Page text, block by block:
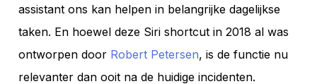
assistant ons kan helpen in belangrijke dagelijkse
taken. En hoewel deze Siri shortcut in 2018 al was
ontworpen door Robert Petersen, is de functie nu
relevanter dan ooit na de huidige incidenten.